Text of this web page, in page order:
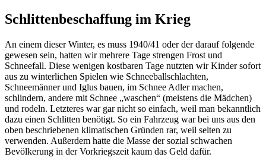
Schlittenbeschaffung im Krieg
An einem dieser Winter, es muss 1940/41 oder der darauf folgende
gewesen sein, hatten wir mehrere Tage strengen Frost und
Schneefall. Diese wenigen kostbaren Tage nutzten wir Kinder sofort
aus zu winterlichen Spielen wie Schneeballschlachten,
Schneemänner und Iglus bauen, im Schnee Adler machen,
schlindern, andere mit Schnee
waschen
(meistens die Mädchen)
und rodeln. Letzteres war gar nicht so einfach, weil man bekanntlich
dazu einen Schlitten benötigt. So ein Fahrzeug war bei uns aus den
oben beschriebenen klimatischen Gründen rar, weil selten zu
verwenden. Außerdem hatte die Masse der sozial schwachen
Bevölkerung in der Vorkriegszeit kaum das Geld dafür.